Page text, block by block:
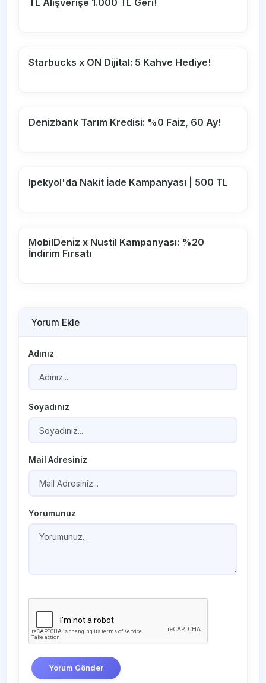
TL Alışverişe 1.000 TL Geri!
Starbucks x ON Dijital: 5 Kahve Hediye!
Denizbank Tarım Kredisi: %0 Faiz, 60 Ay!
Ipekyol'da Nakit İade Kampanyası | 500 TL
MobilDeniz x Nustil Kampanyası: %20
İndirim Fırsatı
Yorum Ekle
Adınız
Soyadınız
Mail Adresiniz
Yorumunuz
Yorum Gönder